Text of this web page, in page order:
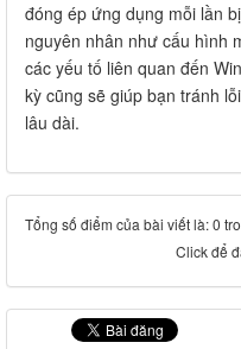
đóng ép ứng dụng mỗi lần
nguyên nhân như cấu hình
các yếu tố liên quan đến
kỳ cũng sẽ giúp bạn tránh
lâu dài.
Tổng số điểm của bài viết là: 0
Click để